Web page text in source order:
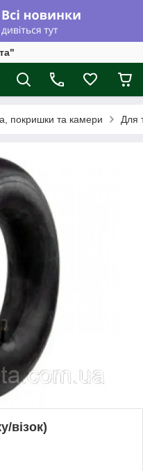
покришки та камери Для
візок)